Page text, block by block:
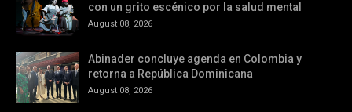
con un grito escénico por la salud mental
August 08, 2026
Abinader concluye agenda en Colombia y
retorna a República Dominicana
August 08, 2026